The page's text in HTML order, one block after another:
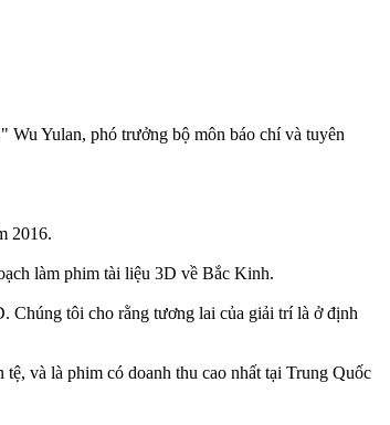
Yulan, phó trưởng bộ môn báo chí và tuyên
2016.
làm phim tài liệu 3D về Bắc Kinh.
Chúng tôi cho rằng tương lai của giải trí là ở định
và là phim có doanh thu cao nhất tại Trung Quốc